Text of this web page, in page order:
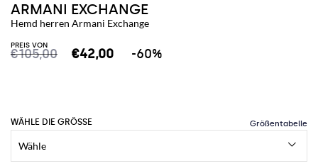
ARMANI EXCHANGE
Hemd herren Armani Exchange
PREIS VON
€105,00 €42,00 -60%
WÄHLE DIE GRÖSSE